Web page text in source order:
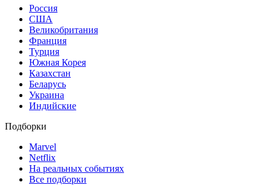
Россия
США
Великобритания
Франция
Турция
Южная Корея
Казахстан
Беларусь
Украина
Индийские
Подборки
Marvel
Netflix
На реальных событиях
Все подборки